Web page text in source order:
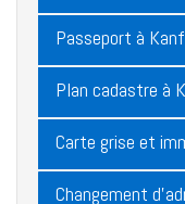
Passeport à
Plan cadastre à
Carte grise et
Changement